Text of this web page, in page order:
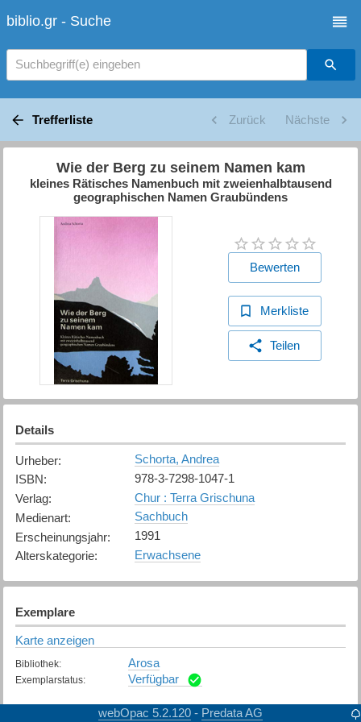
biblio.gr - Suche
Suchbegriff(e) eingeben
Trefferliste Zurück Nächste
Wie der Berg zu seinem Namen kam
kleines Rätisches Namenbuch mit zweienhalbtausend
geographischen Namen Graubündens
Bewerten
Merkliste
Teilen
Details
Urheber:
Schorta, Andrea
ISBN:
978-3-7298-1047-1
Verlag:
Chur : Terra Grischuna
Medienart:
Sachbuch
Erscheinungsjahr:
1991
Alterskategorie: Erwachsene
Exemplare
Karte anzeigen
Bibliothek: Arosa
Exemplarstatus: Verfügbar
Filisur
webOpac 5.2.120 - Predata AG